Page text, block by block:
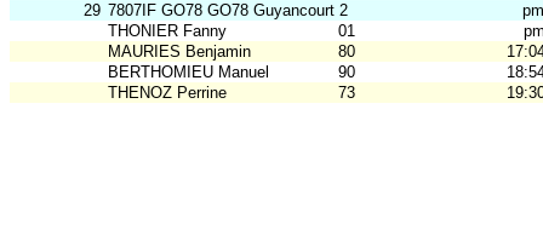
29 7807IF GO78 GO78 Guyancourt 2
pm
THONIER Fanny
01
MAURIES Benjamin
80
BERTHOMIEU Manuel
90
THENOZ Perrine
73